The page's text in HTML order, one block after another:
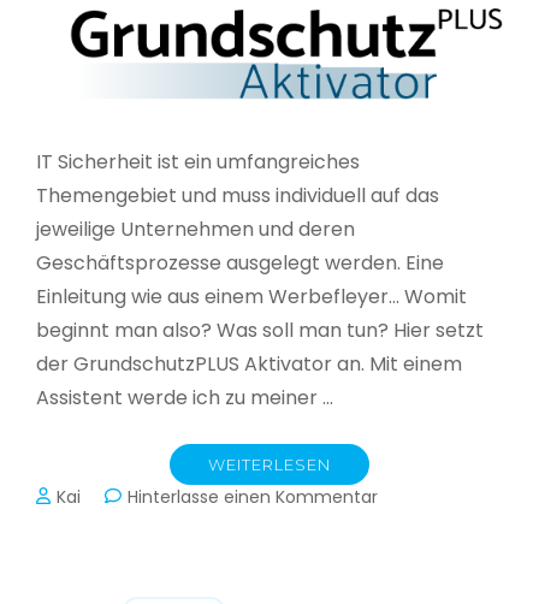
IT Sicherheit ist ein umfangreiches
Themengebiet und muss individuell auf das
jeweilige Unternehmen und deren
Geschäftsprozesse ausgelegt werden. Eine
Einleitung wie aus einem Werbefleyer… Womit
beginnt man also? Was soll man tun? Hier setzt
der GrundschutzPLUS Aktivator an. Mit einem
Assistent werde ich zu meiner …
WEITERLESEN
Kai Hinterlasse einen Kommentarzu